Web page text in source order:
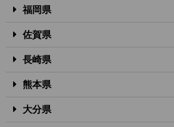
福岡県
佐賀県
長崎県
熊本県
大分県